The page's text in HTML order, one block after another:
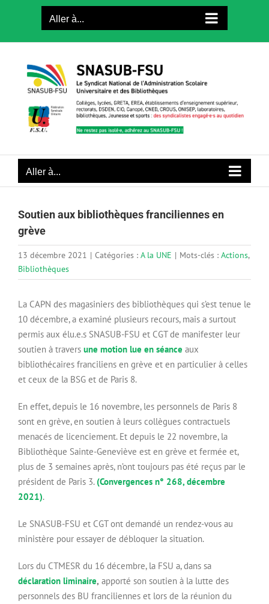
Aller à...
Aller à...
Soutien aux bibliothèques franciliennes en
grève
13 décembre 2021 | Catégories : A la UNE | Mots-clés : Actions,
Bibliothèques
La CAPN des magasiniers des bibliothèques qui s’est tenue le
10 décembre, a examiné plusieurs recours, mais a surtout
permis aux élu.e.s SNASUB-FSU et CGT de manifester leur
soutien à travers une motion lue en séance aux
bibliothécaires franciliens en grève et en particulier à celles
et ceux de la BSG et de Paris 8.
En effet, depuis le 16 novembre, les personnels de Paris 8
sont en grève, en soutien à leurs collègues contractuels
menacés de licenciement. Et depuis le 22 novembre, la
Bibliothèque Sainte-Geneviève est en grève et fermée et,
plus de 3 semaines après, n’ont toujours pas été reçus par le
président de Paris 3. (Convergences n° 268, décembre
2021).
Le SNASUB-FSU et CGT ont demandé un rendez-vous au
ministère pour essayer de débloquer la situation.
Lors du CTMESR du 16 décembre, la FSU a, dans sa
déclaration liminaire, apporté son soutien à la lutte des
personnels des BU franciliennes et lors de la réunion du